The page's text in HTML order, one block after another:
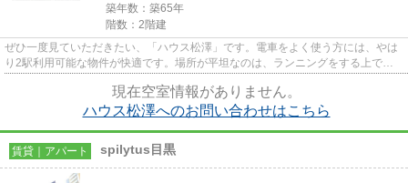
築年数：築65年
階数：2階建
ぜひ一度見ていただきたい、「ハウス松澤」です。電車をよく使う方には、やは
り2駅利用可能な物件が快適です。場所が平坦なのは、ランニングをする上で抑
現在空室情報がありません。
ハウス松澤へのお問い合わせはこちら
賃貸｜アパート spilytus目黒